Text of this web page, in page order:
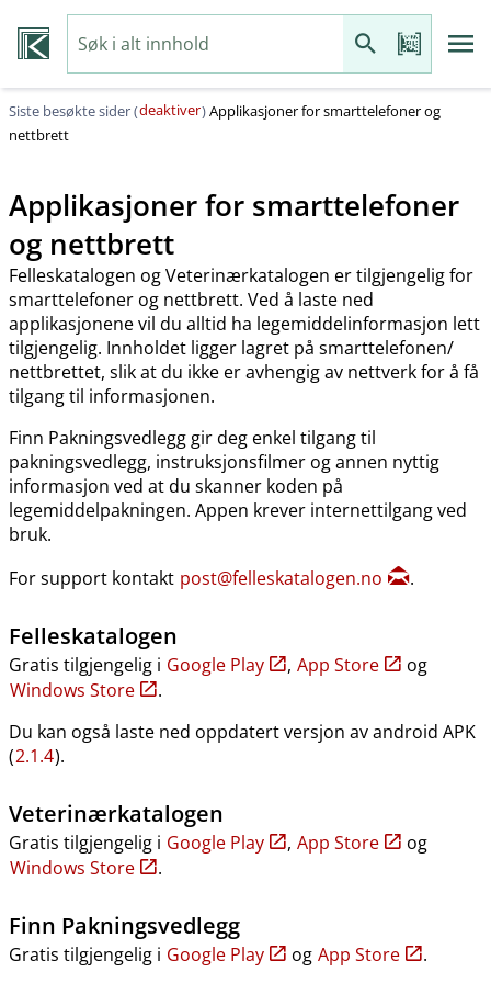
Siste besøkte sider (deaktiver)Applikasjoner for smarttelefoner og
nettbrett
Applikasjoner for smarttelefoner
og nettbrett
Felleskatalogen og Veterinærkatalogen er tilgjengelig for
smarttelefoner og nettbrett. Ved å laste ned
applikasjonene vil du alltid ha legemiddelinformasjon lett
tilgjengelig. Innholdet ligger lagret på smarttelefonen​/​
nettbrettet, slik at du ikke er avhengig av nettverk for å få
tilgang til informasjonen.
Finn Pakningsvedlegg gir deg enkel tilgang til
pakningsvedlegg, instruksjonsfilmer og annen nyttig
informasjon ved at du skanner koden på
legemiddelpakningen. Appen krever internettilgang ved
bruk.
For support kontakt post@felleskatalogen.no .
Felleskatalogen
Gratis tilgjengelig i Google Play , App Store
og
Windows Store
.
Du kan også laste ned oppdatert versjon av android APK
(2.1.4).
Veterinærkatalogen
Gratis tilgjengelig i Google Play , App Store
og
Windows Store
.
Finn Pakningsvedlegg
Gratis tilgjengelig i Google Play og App Store .